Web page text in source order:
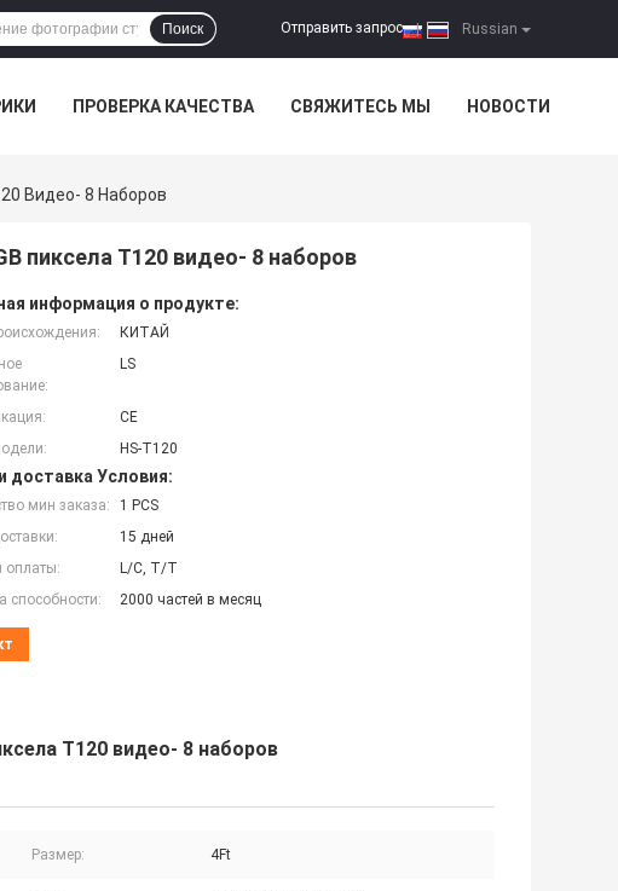
Russian
Отправить запрос |
Поиск
ПРОВЕРКА КАЧЕСТВА СВЯЖИТЕСЬ МЫ НОВОСТИ
Видео- 8 Наборов
пиксела T120 видео- 8 наборов
информация о продукте:
КИТАЙ
LS
CE
HS-T120
доставка Условия:
мин заказа:
1 PCS
15 дней
оплаты:
L/C, T/T
способности:
2000 частей в месяц
T120 видео- 8 наборов
Размер: 4Ft